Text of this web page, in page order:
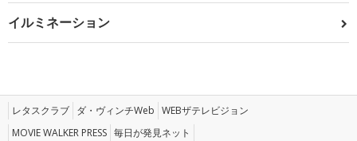
イルミネーション
レタスクラブ ダ・ヴィンチWeb WEBザテレビジョン
MOVIE WALKER PRESS 毎日が発見ネット